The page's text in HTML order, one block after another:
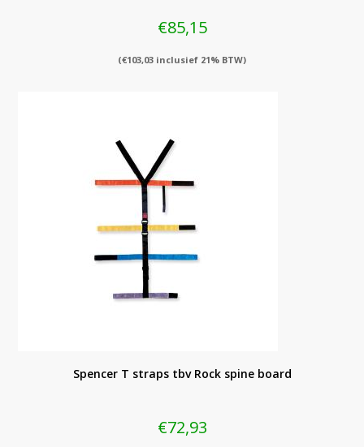
€85,15
(€103,03 inclusief 21% BTW)
Spencer T straps tbv Rock spine board
€72,93